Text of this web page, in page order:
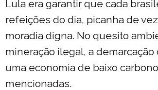
Lula era garantir que cada
refeições do dia, picanha de
moradia digna. No quesito
mineração ilegal, a
uma economia de baixo
mencionadas.